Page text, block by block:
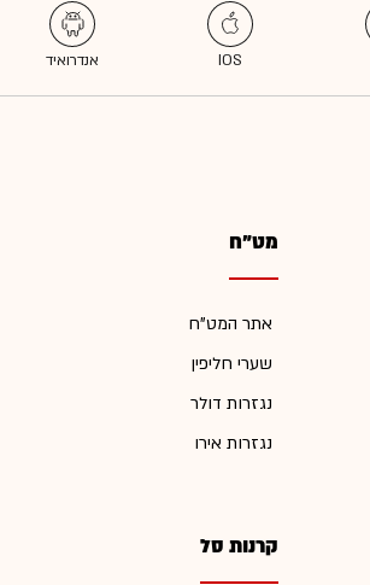
מט"ח
אתר המט"ח
שערי חליפין
נגזרות דולר
נגזרות אירו
קרנות סל